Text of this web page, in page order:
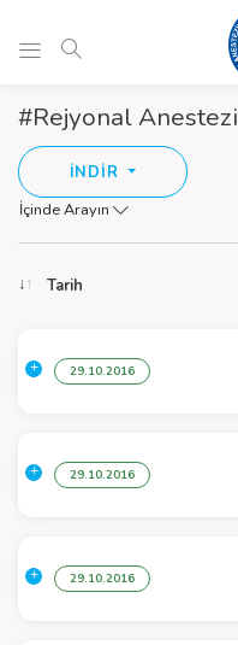
#Rejyonal Anestezi
İNDİR
İçinde Arayın
Tarih
29.10.2016
29.10.2016
29.10.2016